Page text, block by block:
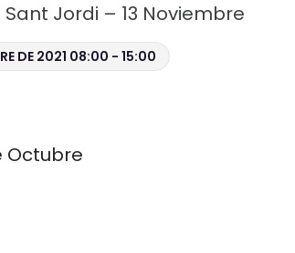
Jordi – 13 Noviembre
DE 2021 08:00 - 15:00
Octubre